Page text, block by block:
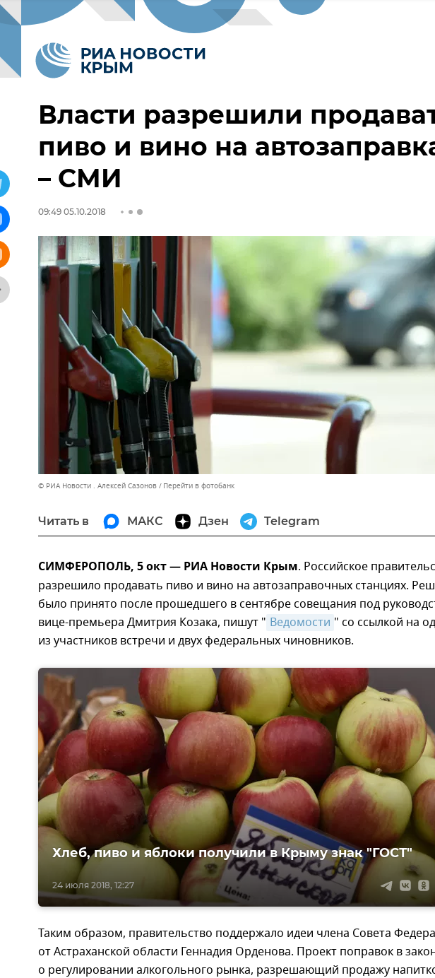
Власти разрешили
пиво и вино на
– СМИ
09:49 05.10.2018
© РИА Новости . Алексей Сазонов Перейти в фотобанк
Читать в МАКС Дзен Telegram
СИМФЕРОПОЛЬ, 5 окт — РИА Новости Крым. Российское
разрешило продавать пиво и вино на автозаправочных станциях.
было принято после прошедшего в сентябре совещания под
вице-премьера Дмитрия Козака, пишут " Ведомости " со ссылкой на
из участников встречи и двух федеральных чиновников.
24 июля 2018, 12:27
Хлеб, пиво и яблоки получили в Крыму знак "ГОСТ"
Таким образом, правительство поддержало идеи члена Совета
от Астраханской области Геннадия Орденова. Проект поправок в
о регулировании алкогольного рынка, разрешающий продажу